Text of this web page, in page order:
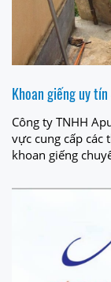
Khoan giếng uy
Công ty TNHH
vực cung cấp
khoan giếng